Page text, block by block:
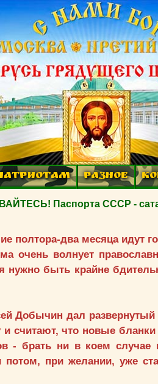
РАЗНОЕ
Паспорта СССР -
полтора-два месяца идут
очень волнует
нужно быть крайне
Добычин дал
что новые бланки
- брать ни в коем случае
при желании, уже